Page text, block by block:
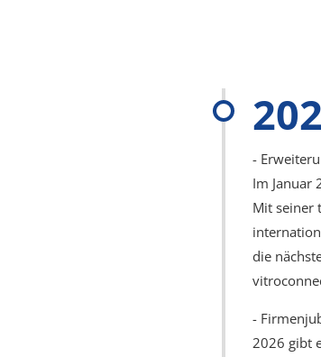
-
Im Januar
Mit seiner
die
-
2026 gibt